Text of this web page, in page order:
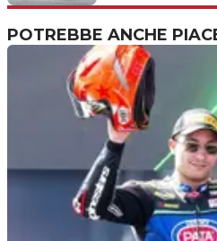
POTREBBE ANCHE